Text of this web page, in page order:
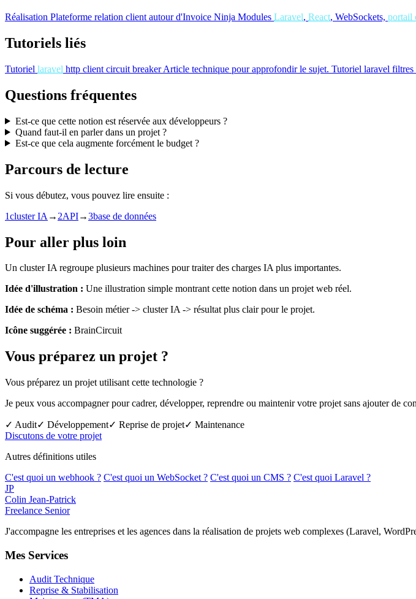
Réalisation Plateforme relation client autour d'Invoice Ninja Modules Laravel, React, WebSockets, portail
Tutoriels liés
Tutoriel laravel http client circuit breaker Article technique pour approfondir le sujet. Tutoriel laravel filtres
Questions fréquentes
Est-ce que cette notion est réservée aux développeurs ?
Quand faut-il en parler dans un projet ?
Est-ce que cela augmente forcément le budget ?
Parcours de lecture
Si vous débutez, vous pouvez lire ensuite :
1cluster IA → 2API→3base de données
Pour aller plus loin
Un cluster IA regroupe plusieurs machines pour traiter des charges IA plus importantes.
Idée d'illustration : Une illustration simple montrant cette notion dans un projet web réel.
Idée de schéma : Besoin métier -> cluster IA -> résultat plus clair pour le projet.
Icône suggérée : BrainCircuit
Vous préparez un projet ?
Vous préparez un projet utilisant cette technologie ?
Je peux vous accompagner pour cadrer, développer, reprendre ou maintenir votre projet sans ajouter de
✓ Audit✓ Développement✓ Reprise de projet✓ Maintenance
Discutons de votre projet
Autres définitions utiles
C'est quoi un webhook ? C'est quoi un WebSocket ? C'est quoi un CMS ? C'est quoi Laravel ?
JP
Colin Jean-Patrick
Freelance Senior
J'accompagne les entreprises et les agences dans la réalisation de projets web complexes (Laravel,
Mes Services
Audit Technique
Reprise & Stabilisation